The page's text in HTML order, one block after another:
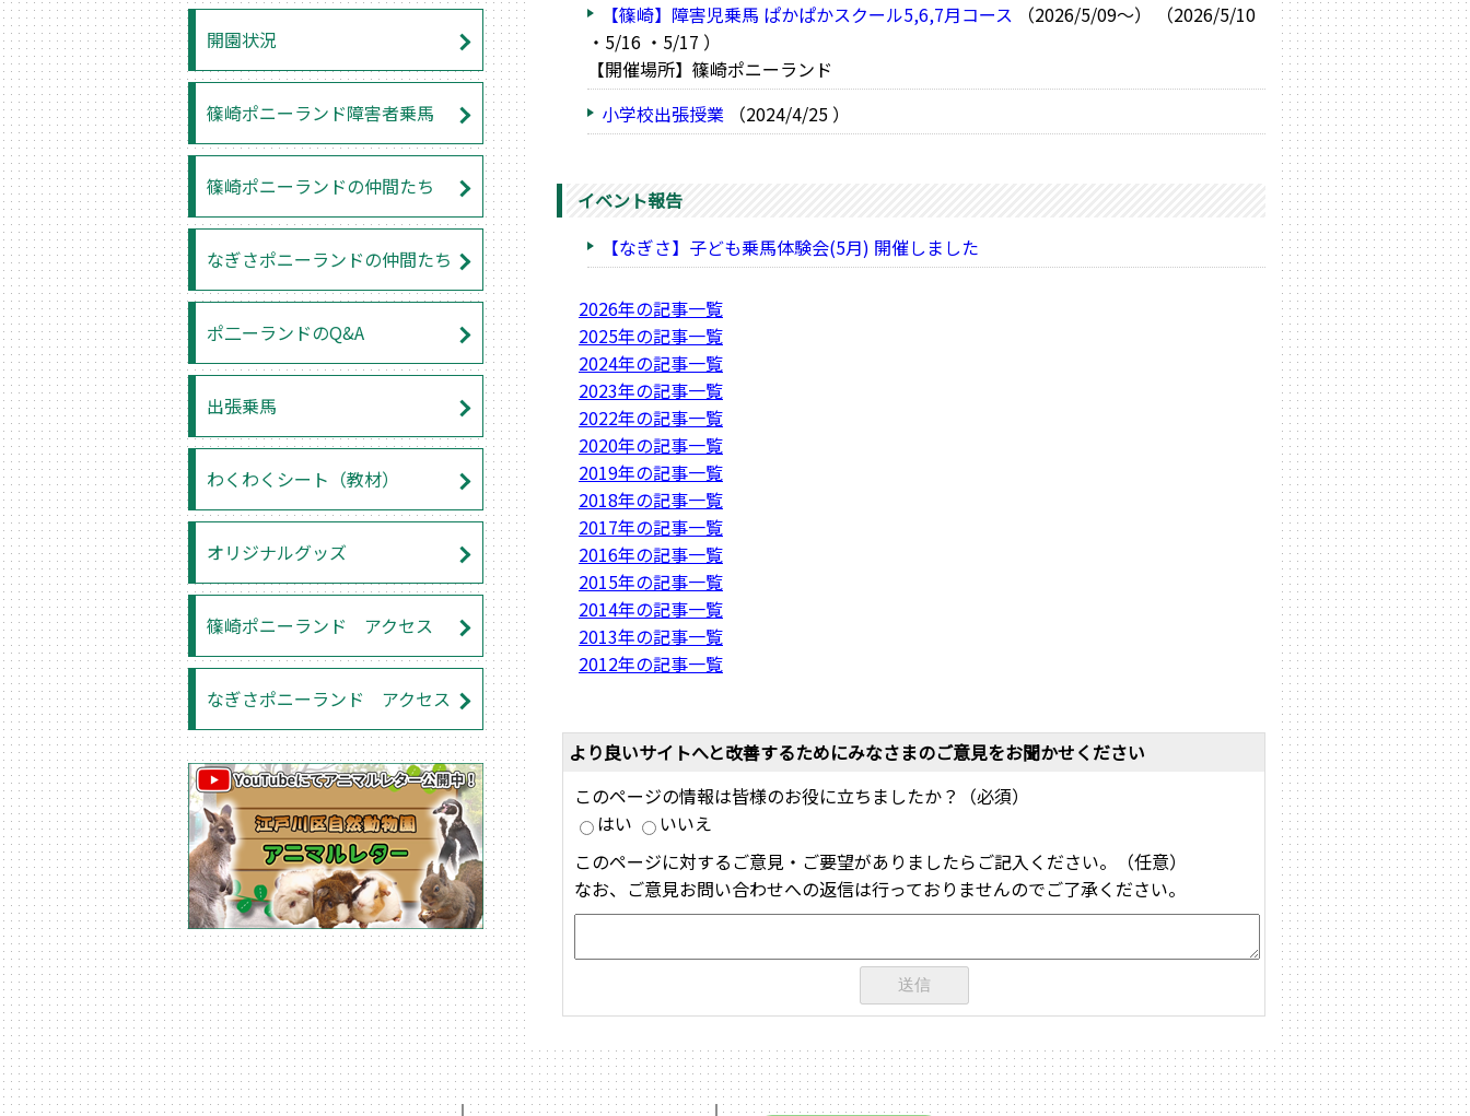
【篠崎】障害児乗馬 ぱかぱかスクール5,6,7月コース （2026/5/09～） （2026/5/10
・5/16 ・5/17 ）
【開催場所】篠崎ポニーランド
小学校出張授業 （2024/4/25 ）
イベント報告
【なぎさ】子ども乗馬体験会(5月) 開催しました
2026年の記事一覧
2025年の記事一覧
2024年の記事一覧
2023年の記事一覧
2022年の記事一覧
2020年の記事一覧
2019年の記事一覧
2018年の記事一覧
2017年の記事一覧
2016年の記事一覧
2015年の記事一覧
2014年の記事一覧
2013年の記事一覧
2012年の記事一覧
より良いサイトへと改善するためにみなさまのご意見をお聞かせください
このページの情報は皆様のお役に立ちましたか？（必須）
はい
いいえ
このページに対するご意見・ご要望がありましたらご記入ください。（任意）
なお、ご意見お問い合わせへの返信は行っておりませんのでご了承ください。
開園状況
篠崎ポニーランド障害者乗馬
篠崎ポニーランドの仲間たち
なぎさポニーランドの仲間たち
ポ二ーランドのQ&A
出張乗馬
わくわくシート（教材）
オリジナルグッズ
篠崎ポニーランド アクセス
なぎさポニーランド アクセス